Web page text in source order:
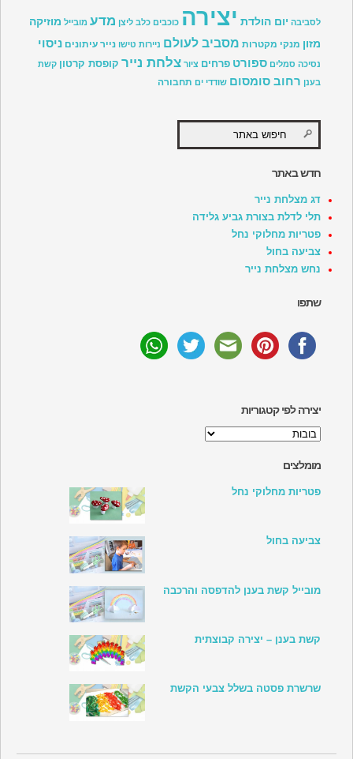
לסביבה יום הולדת יצירה כוכבים כלב ליצן מדע מובייל מוזיקה
מזון מנקי מקטרות מסביב לעולם ניירות טישו נייר עיתונים ניסוי
נסיכה סמלים ספורט פרחים ציור צלחת נייר קופסת קרטון קשת
בענן רחוב סומסום שודדי ים תחבורה
חדש באתר
דג מצלחת נייר
תלי לדלת בצורת גביע גלידה
פטריות מחלוקי נחל
צביעה בחול
נחש מצלחת נייר
שתפו
יצירה לפי קטגוריות
יצירה
קטגוריות
מומלצים
פטריות מחלוקי נחל
צביעה בחול
מובייל קשת בענן להדפסה והרכבה
קשת בענן – יצירה קבוצתית
שרשרת פסטה בשלל צבעי הקשת